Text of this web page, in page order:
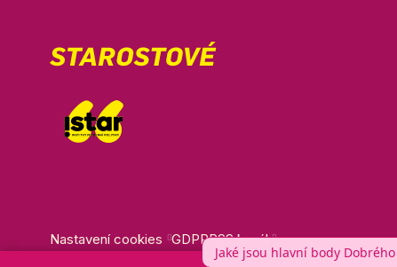
Nastavení cookies GDPRRSS kanál